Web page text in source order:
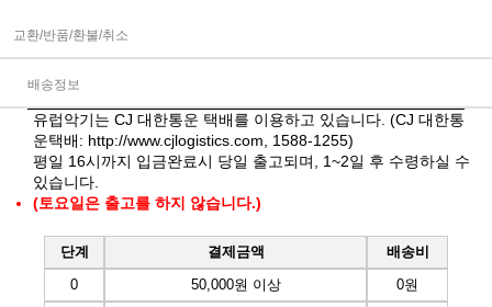
교환/반품/환불/취소
배송정보
유럽악기는 CJ 대한통운 택배를 이용하고 있습니다. (CJ 대한통
운택배: http://www.cjlogistics.com , 1588-1255)
평일 16시까지 입금완료시 당일 출고되며, 1~2일 후 수령하실 수
있습니다.
(토요일은 출고를 하지 않습니다.)
단계 결제금액
배송비
0
50,000원 이상
0원